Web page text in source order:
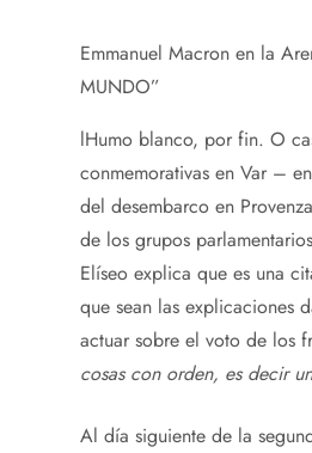
Emmanuel Macron en la
MUNDO”
lHumo blanco, por fin. O
conmemorativas en Var –
del desembarco en
de los grupos
Elíseo explica que es una
que sean las explicaciones
actuar sobre el voto de los
cosas con orden, es decir
Al día siguiente de la